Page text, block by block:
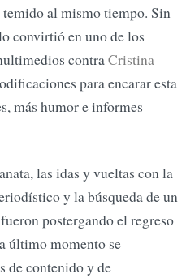
al mismo tiempo. Sin
convirtió en uno de los
contraCristina
para encarar esta
más humor e informes
las idas y vueltas con la
y la búsqueda de un
postergando el regreso
último momento se
de contenido y de